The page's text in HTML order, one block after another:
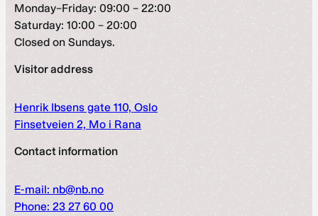
Monday–Friday: 09:00 – 22:00
Saturday: 10:00 – 20:00
Closed on Sundays.
Visitor address
Henrik Ibsens gate 110, Oslo
Finsetveien 2, Mo i Rana
Contact information
E-mail: nb@nb.no
Phone: 23 27 60 00